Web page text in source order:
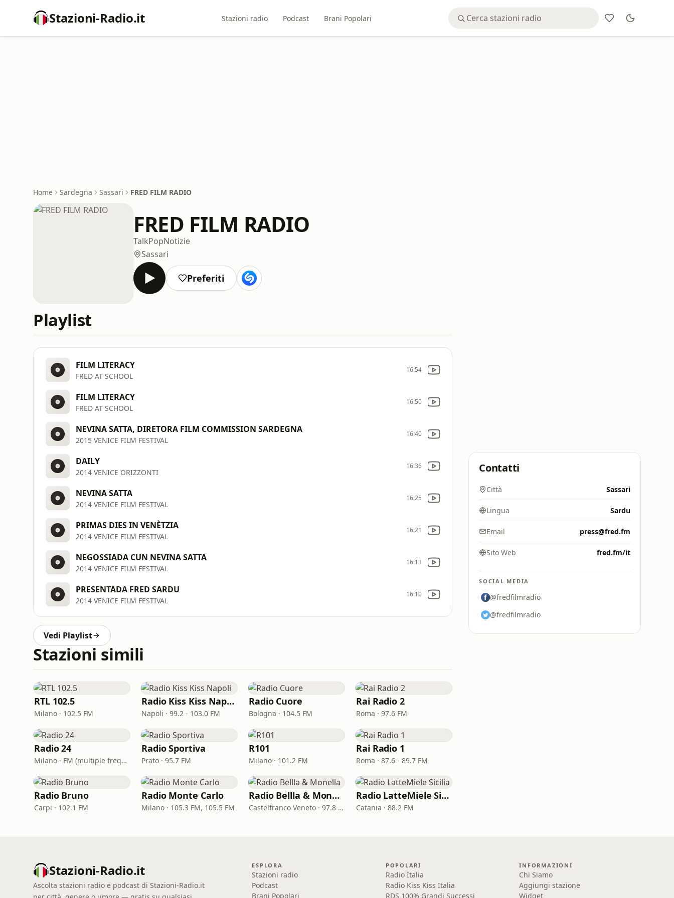
Stazioni-Radio.it Stazioni radio Podcast Brani Popolari
Home Sardegna Sassari FRED FILM RADIO
FRED FILM RADIO
TalkPopNotizie
Sassari
Preferiti
Playlist
FILM LITERACY
FRED AT SCHOOL
16:54
FILM LITERACY
FRED AT SCHOOL
16:50
NEVINA SATTA, DIRETORA FILM COMMISSION SARDEGNA
2015 VENICE FILM FESTIVAL
16:40
DAILY
2014 VENICE ORIZZONTI
16:36
NEVINA SATTA
2014 VENICE FILM FESTIVAL
16:25
PRIMAS DIES IN VENÈTZIA
2014 VENICE FILM FESTIVAL
16:21
NEGOSSIADA CUN NEVINA SATTA
2014 VENICE FILM FESTIVAL
16:13
PRESENTADA FRED SARDU
2014 VENICE FILM FESTIVAL
16:10
Vedi Playlist
Stazioni simili
RTL 102.5
Milano · 102.5 FM
Radio Kiss Kiss Napoli
Napoli · 99.2 - 103.0 FM
Radio Cuore
Bologna · 104.5 FM
Rai Radio 2
Roma · 97.6 FM
Radio 24
Milano · FM (multiple frequencies nationwide), DAB, Satellite
Radio Sportiva
Prato · 95.7 FM
R101
Milano · 101.2 FM
Rai Radio 1
Roma · 87.6 - 89.7 FM
Radio Bruno
Carpi · 102.1 FM
Radio Monte Carlo
Milano · 105.3 FM, 105.5 FM
Radio Bellla & Monella
Castelfranco Veneto · 97.8 FM
Radio LatteMiele Sicilia
Catania · 88.2 FM
Contatti
Città Sassari
Lingua Sardu
Email press@fred.fm
Sito Web fred.fm/it
SOCIAL MEDIA
@fredfilmradio
@fredfilmradio
Stazioni-Radio.it
Ascolta stazioni radio e podcast di Stazioni-Radio.it
ESPLORA
Stazioni radio
Podcast
Brani Popolari
POPOLARI
Radio Italia
Radio Kiss Kiss Italia
RDS 100% Grandi Successi
INFORMAZIONI
Chi Siamo
Aggiungi stazione
Widget